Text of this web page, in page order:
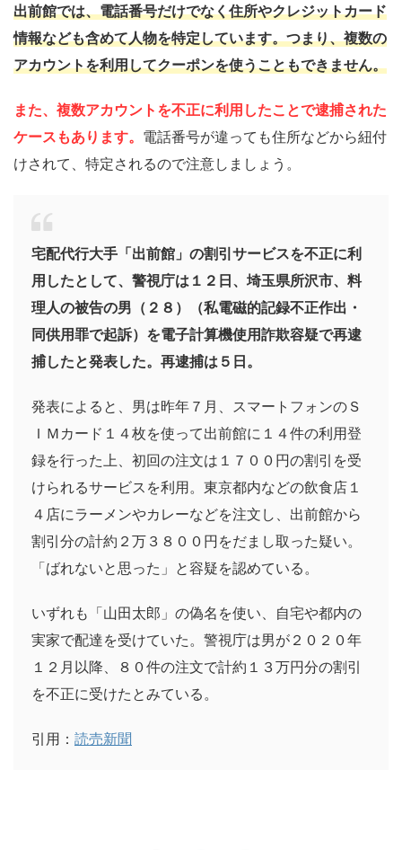
出前館では、電話番号だけでなく住所やクレジットカード
情報なども含めて人物を特定しています。つまり、複数の
アカウントを利用してクーポンを使うこともできません。
また、複数アカウントを不正に利用したことで逮捕された
ケースもあります。 電話番号が違っても住所などから紐付
けされて、特定されるので注意しましょう。
宅配代行大手「出前館」の割引サービスを不正に利
用したとして、警視庁は１２日、埼玉県所沢市、料
理人の被告の男（２８）（私電磁的記録不正作出・
同供用罪で起訴）を電子計算機使用詐欺容疑で再逮
捕したと発表した。再逮捕は５日。
発表によると、男は昨年７月、スマートフォンのＳ
ＩＭカード１４枚を使って出前館に１４件の利用登
録を行った上、初回の注文は１７００円の割引を受
けられるサービスを利用。東京都内などの飲食店１
４店にラーメンやカレーなどを注文し、出前館から
割引分の計約２万３８００円をだまし取った疑い。
「ばれないと思った」と容疑を認めている。
いずれも「山田太郎」の偽名を使い、自宅や都内の
実家で配達を受けていた。警視庁は男が２０２０年
１２月以降、８０件の注文で計約１３万円分の割引
を不正に受けたとみている。
引用： 読売新聞